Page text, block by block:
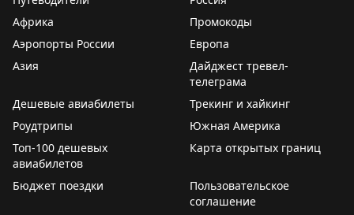
посетил все 50 штатов США за 35 лет. Его
путешествие началось с Гавайев и завершилось на
Аляске. Помимо штатов, он побывал в Вашингтоне,
Гуаме, Пуэрто-Рико и на Виргинских островах. Среди
его трёх любимых штатов — Мэн с его живописным
побережьем и отличным кофе.
Эти истории показывают, что США полны как
забавных туристических аттракционов, так и
возможностей для серьёзных путешественников,
готовых исследовать страну в течение многих лет.
Африка
Промокоды
Аэропорты России
Европа
Азия
Дайджест тревел-
телеграма
Дешевые авиабилеты
Трекинг и хайкинг
Роудтрипы
Южная Америка
Топ-100 дешевых
авиабилетов
Карта открытых границ
Бюджет поездки
Пользовательское
соглашение